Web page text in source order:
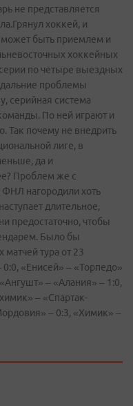
не представляется
хоккей, и
может быть приемлем и
хоккейных
по четыре выездных
проблемы
серийная система
По ней играют и
Так почему не внедрить
лиге, в
да и
Проблем же с
ФНЛ нагородили хоть
длительное,
предостаточно, чтобы
Было бы
тура от 23
«Енисей» – «Торпедо»
– «Алания» – 1:0,
– «Спартак-
– 0:3, «Химик» –